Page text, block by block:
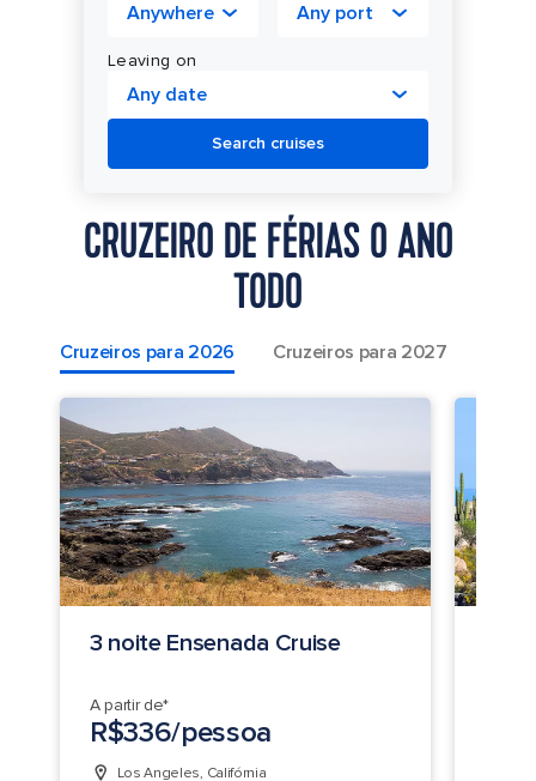
Anywhere Any port
Leaving on
Any date
Search cruises
CRUZEIRO DE FÉRIAS O ANO
TODO
Cruzeiros para 2026 Cruzeiros para 2027
3 noite Ensenada Cruise
A partir de*
R$336/pessoa
Los Angeles, Califórnia